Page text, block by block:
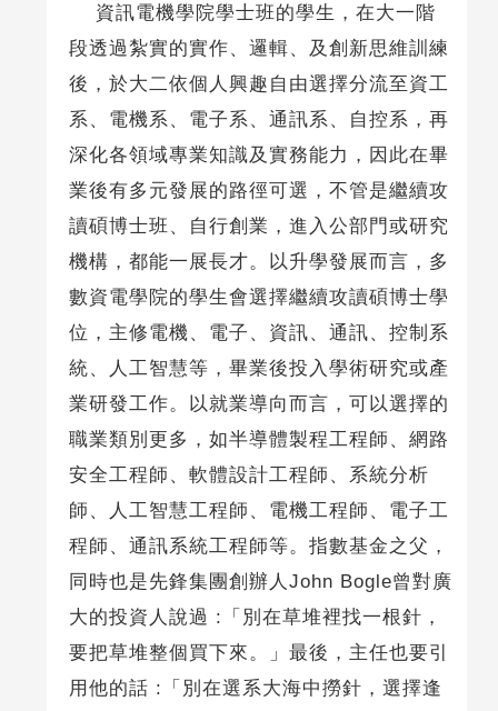
資訊電機學院學士班的學生，在大一階
段透過紮實的實作、邏輯、及創新思維訓練
後，於大二依個人興趣自由選擇分流至資工
系、電機系、電子系、通訊系、自控系，再
深化各領域專業知識及實務能力，因此在畢
業後有多元發展的路徑可選，不管是繼續攻
讀碩博士班、自行創業，進入公部門或研究
機構，都能一展長才。以升學發展而言，多
數資電學院的學生會選擇繼續攻讀碩博士學
位，主修電機、電子、資訊、通訊、控制系
統、人工智慧等，畢業後投入學術研究或產
業研發工作。以就業導向而言，可以選擇的
職業類別更多，如半導體製程工程師、網路
安全工程師、軟體設計工程師、系統分析
師、人工智慧工程師、電機工程師、電子工
程師、通訊系統工程師等。指數基金之父，
同時也是先鋒集團創辦人John Bogle曾對廣
大的投資人說過 :「別在草堆裡找一根針，
要把草堆整個買下來。」最後，主任也要引
用他的話 :「別在選系大海中撈針，選擇逢